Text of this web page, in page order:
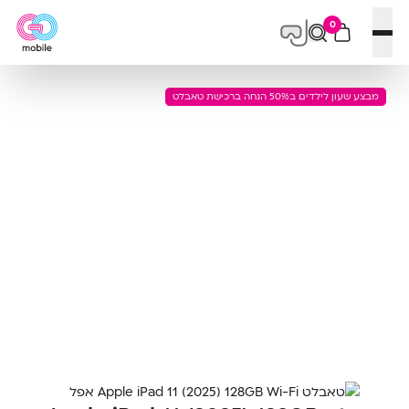
פתח תפריט
0
מבצע שעון לילדים ב50% הנחה ברכישת טאבלט